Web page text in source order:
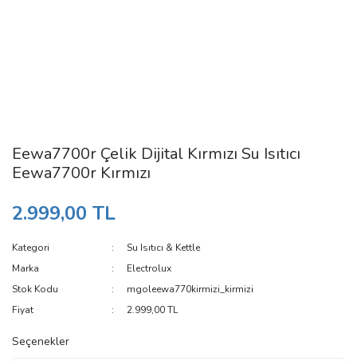
Eewa7700r Çelik Dijital Kırmızı Su Isıtıcı
Eewa7700r Kırmızı
2.999,00 TL
Kategori
Su Isıtıcı & Kettle
Marka
Electrolux
Stok Kodu
mgoleewa770kirmizi_kirmizi
Fiyat
2.999,00 TL
Seçenekler